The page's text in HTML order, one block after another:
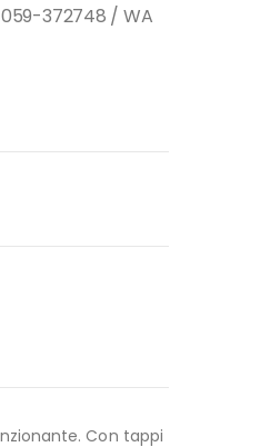
372748 / WA
Con tappi